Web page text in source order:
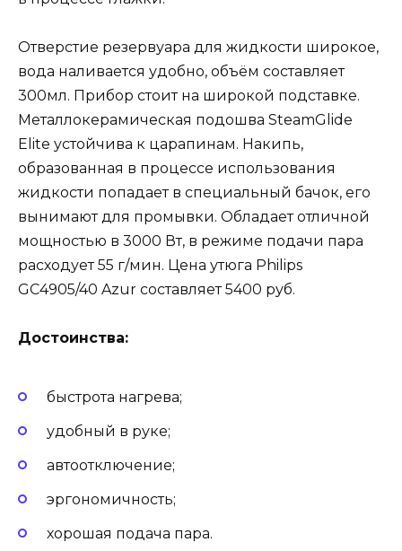
Отверстие резервуара для жидкости широкое,
вода наливается удобно, объём составляет
300мл. Прибор стоит на широкой подставке.
Металлокерамическая подошва SteamGlide
Elite устойчива к царапинам. Накипь,
образованная в процессе использования
жидкости попадает в специальный бачок, его
вынимают для промывки. Обладает отличной
мощностью в 3000 Вт, в режиме подачи пара
расходует 55 г/мин. Цена утюга Philips
GC4905/40 Azur составляет 5400 руб.
Достоинства:
быстрота нагрева;
удобный в руке;
автоотключение;
эргономичность;
хорошая подача пара.